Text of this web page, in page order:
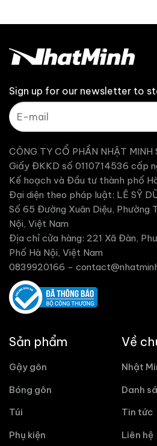
2,010,000 ₫.
Sign up for our newsletter to
CÔNG TY CỔ PHẦN NHẬT MINH
Giấy ĐKKD số 0110714536 cấp
Kế hoạch và Đầu tư thành phố
Đại diện theo pháp luật: LÊ SỸ
Số 65 Đường Xuân Diệu, Phường
Nội, Việt Nam
Địa chỉ cửa hàng: 221 Xã Đàn,
Phố Hà Nội, Việt Nam
0839920166 -
Sản phẩm
Gậy gôn
Bóng gôn
Túi
Phụ kiện
Về
Nhật
Danh
Tin tức
Liên hệ